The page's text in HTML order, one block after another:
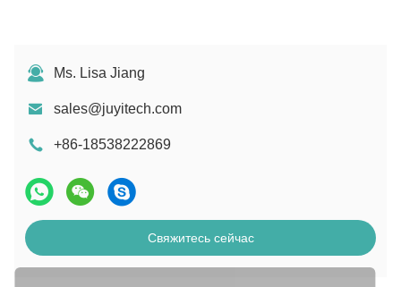
Ms. Lisa Jiang
sales@juyitech.com
+86-18538222869
Свяжитесь сейчас